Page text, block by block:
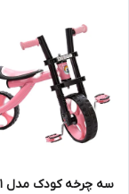
سه چرخه کودک مدل 11